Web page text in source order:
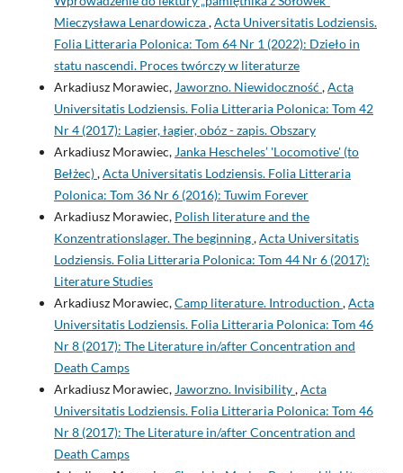
Mieczysława Lenardowicza,Acta Universitatis Lodziensis.
Folia Litteraria Polonica: Tom 64 Nr 1 (2022): Dzieło in
statu nascendi. Proces twórczy w literaturze
Arkadiusz Morawiec, Jaworzno. Niewidoczność ,Acta
Universitatis Lodziensis. Folia Litteraria Polonica: Tom 42
Nr 4 (2017): Lagier, łagier, obóz - zapis. Obszary
Arkadiusz Morawiec, Janka Hescheles’ 'Locomotive' (to
Bełżec),Acta Universitatis Lodziensis. Folia Litteraria
Polonica: Tom 36 Nr 6 (2016): Tuwim Forever
Arkadiusz Morawiec, Polish literature and the
Konzentrationslager. The beginning,Acta Universitatis
Lodziensis. Folia Litteraria Polonica: Tom 44 Nr 6 (2017):
Literature Studies
Arkadiusz Morawiec,Camp literature. Introduction ,Acta
Universitatis Lodziensis. Folia Litteraria Polonica: Tom 46
Nr 8 (2017): The Literature in/after Concentration and
Death Camps
Arkadiusz Morawiec, Jaworzno. Invisibility,Acta
Universitatis Lodziensis. Folia Litteraria Polonica: Tom 46
Nr 8 (2017): The Literature in/after Concentration and
Death Camps